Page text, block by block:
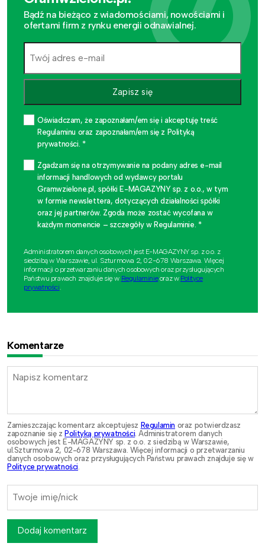
Bądź na bieżąco z wiadomościami, nowościami i
ofertami firm z rynku energii odnawialnej.
Zapisz się
Oświadczam, że zapoznałam/em się i akceptuję treść
Regulaminu oraz zapoznałam/em się z Polityką
prywatności. *
Zgadzam się na otrzymywanie na podany adres e-mail
informacji handlowych od wydawcy portalu
Gramwzielone.pl, spółki E-MAGAZYNY sp. z o.o., w tym
w formie newslettera, dotyczących działalności spółki
oraz jej partnerów. Zgoda może zostać wycofana w
każdym momencie – szczegóły w Regulaminie. *
Administratorem danych osobowych jest E-MAGAZYNY sp. z o.o. z
siedzibą w Warszawie, ul. Szturmowa 2, 02-678 Warszawa. Więcej
informacji o przetwarzaniu danych osobowych oraz przysługujących
Państwu prawach znajduje się w Regulaminieoraz w Polityce
prywatności.
Komentarze
Zamieszczając komentarz akceptujesz Regulamin oraz potwierdzasz
zapoznanie się z Polityką prywatności. Administratorem danych
osobowych jest E-MAGAZYNY sp. z o.o. z siedzibą w Warszawie,
ul.Szturmowa 2, 02-678 Warszawa. Więcej informacji o przetwarzaniu
danych osobowych oraz przysługujących Państwu prawach znajduje się w
Polityce prywatności.
Dodaj komentarz